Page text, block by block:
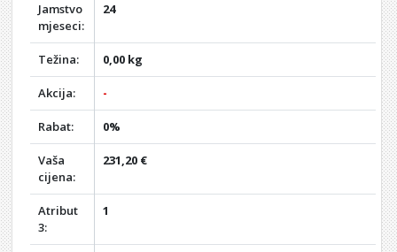
Jamstvo
mjeseci:
24
Težina: 0,00 kg
Akcija: -
Rabat: 0%
Vaša
cijena:
231,20 €
Atribut
3:
1